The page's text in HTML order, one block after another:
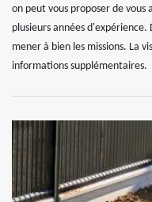
on peut vous proposer de vous
plusieurs années
mener à bien les missions. La
informations supplémentaires.